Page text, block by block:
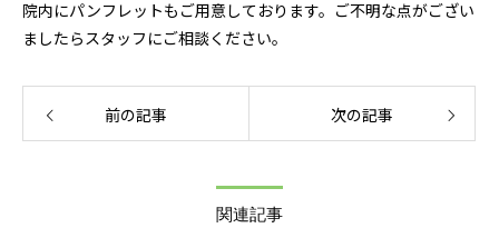
院内にパンフレットもご用意しております。ご不明な点がござい
ましたらスタッフにご相談ください。
前の記事 次の記事
関連記事